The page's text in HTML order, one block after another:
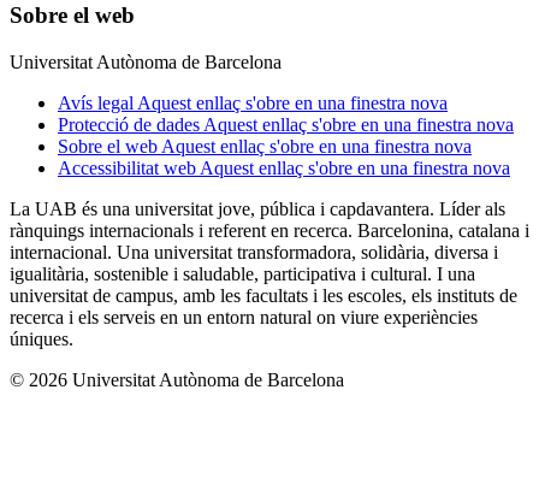
Sobre el web
Universitat Autònoma de Barcelona
Avís legal Aquest enllaç s'obre en una finestra nova
Protecció de dades Aquest enllaç s'obre en una finestra nova
Sobre el web Aquest enllaç s'obre en una finestra nova
Accessibilitat web Aquest enllaç s'obre en una finestra nova
La UAB és una universitat jove, pública i capdavantera. Líder als
rànquings internacionals i referent en recerca. Barcelonina, catalana i
internacional. Una universitat transformadora, solidària, diversa i
igualitària, sostenible i saludable, participativa i cultural. I una
universitat de campus, amb les facultats i les escoles, els instituts de
recerca i els serveis en un entorn natural on viure experiències
úniques.
© 2026 Universitat Autònoma de Barcelona